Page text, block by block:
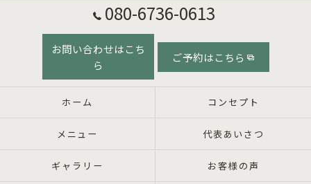
080-6736-0613
お問い合わせはこち
ら
ご予約はこちら
ホーム コンセプト
メニュー 代表あいさつ
ギャラリー お客様の声